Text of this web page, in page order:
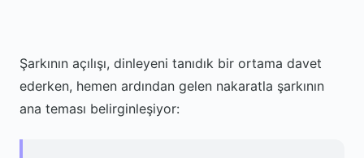
Şarkının açılışı, dinleyeni tanıdık bir ortama davet
ederken, hemen ardından gelen nakaratla şarkının
ana teması belirginleşiyor: